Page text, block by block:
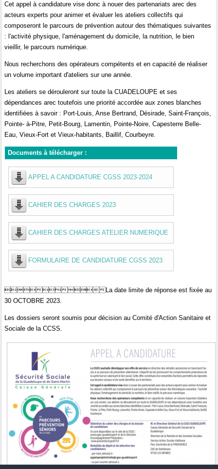
Cet appel à candidature vise donc à nouer des partenariats arec des
acteurs experts pour animer et évaluer les ateliers collectifs qui
composeront le parcours de prévention autour des thématiques suivantes
: l'activité physique, l'aménagement du domicile, la nutrition, le bien
vieillir, le parcours numérique.
Nous recherchons des opérateurs compétents et en capacité de réaliser
un volume important d'ateliers sur une année.
Les ateliers se dérouleront sur toute la CUADELOUPE et ses
dépendances arec toutefois une priorité accordée aux zones blanches
identifiées à savoir : Port-Louis, Anse Bertrand, Désirade, Saint-François,
Pointe- à-Pitre, Petit-Bourg, Lamentin, Pointe-Noire, Capesterre Belle-
Eau, Vieux-Fort et Vieux-habitants, Baillif, Courbeyre.
Documents à télécharger :
APPEL A CANDIDATURE CGSS 2023-2024
CAHIER DES CHARGES 2023
CAHIER DES CHARGES ATELIER NUMERIQUE
FORMULAIRE DE CANDIDATURE CGSS 2023
La date limite de réponse est fixée au
30 OCTOBRE 2023.
Les dossiers seront soumis pour décision au Comité d'Action Sanitaire et
Sociale de la CCSS.